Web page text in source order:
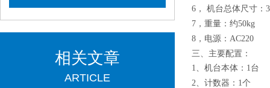
相关文章
ARTICLE
6 ， 机台总体尺寸：
7 ，重量：约50kg
8 ，电源： AC220
三、主要配置：
1 、机台本体： 1台
2 、计数器： 1个